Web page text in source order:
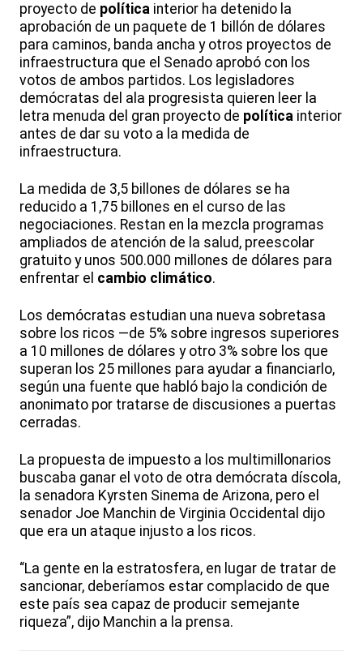
proyecto de política interior ha detenido la
aprobación de un paquete de 1 billón de dólares
para caminos, banda ancha y otros proyectos de
infraestructura que el Senado aprobó con los
votos de ambos partidos. Los legisladores
demócratas del ala progresista quieren leer la
letra menuda del gran proyecto de política interior
antes de dar su voto a la medida de
infraestructura.
La medida de 3,5 billones de dólares se ha
reducido a 1,75 billones en el curso de las
negociaciones. Restan en la mezcla programas
ampliados de atención de la salud, preescolar
gratuito y unos 500.000 millones de dólares para
enfrentar el cambio climático.
Los demócratas estudian una nueva sobretasa
sobre los ricos —de 5% sobre ingresos superiores
a 10 millones de dólares y otro 3% sobre los que
superan los 25 millones para ayudar a financiarlo,
según una fuente que habló bajo la condición de
anonimato por tratarse de discusiones a puertas
cerradas.
La propuesta de impuesto a los multimillonarios
buscaba ganar el voto de otra demócrata díscola,
la senadora Kyrsten Sinema de Arizona, pero el
senador Joe Manchin de Virginia Occidental dijo
que era un ataque injusto a los ricos.
“La gente en la estratosfera, en lugar de tratar de
sancionar, deberíamos estar complacido de que
este país sea capaz de producir semejante
riqueza”, dijo Manchin a la prensa.